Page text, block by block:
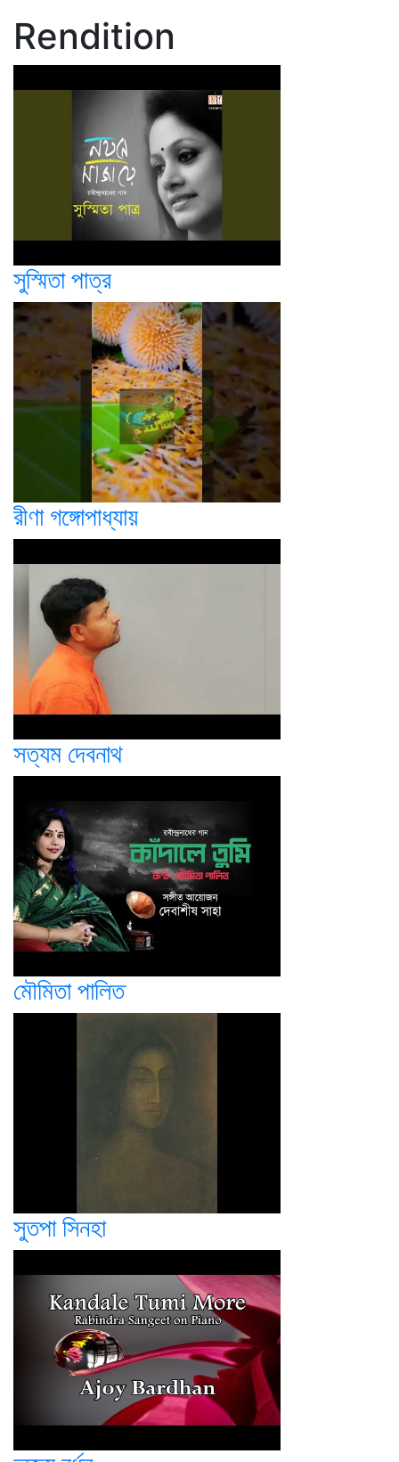
Rendition
সুস্মিতা পাত্র
রীণা গঙ্গোপাধ্যায়
সত্যম দেবনাথ
মৌমিতা পালিত
সুতপা সিনহা